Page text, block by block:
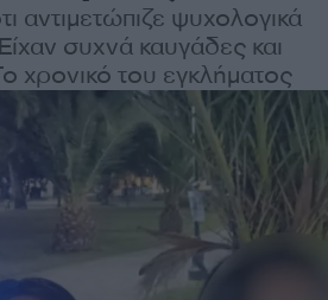
αντιμετώπιζε ψυχολογικά
συχνά καυγάδες και
χρονικό του εγκλήματος